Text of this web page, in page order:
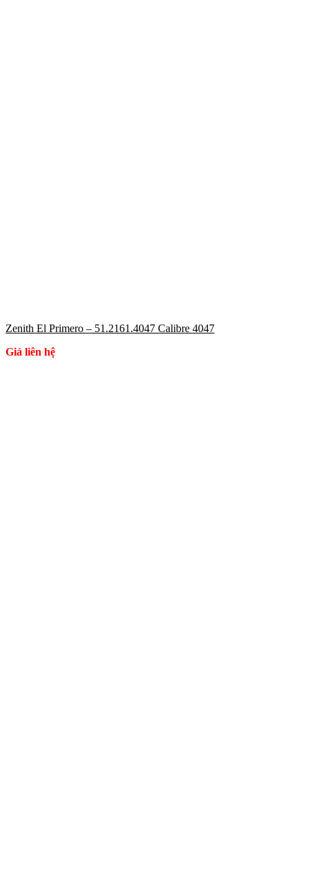
Zenith El Primero – 51.2161.4047 Calibre 4047
Giá liên hệ